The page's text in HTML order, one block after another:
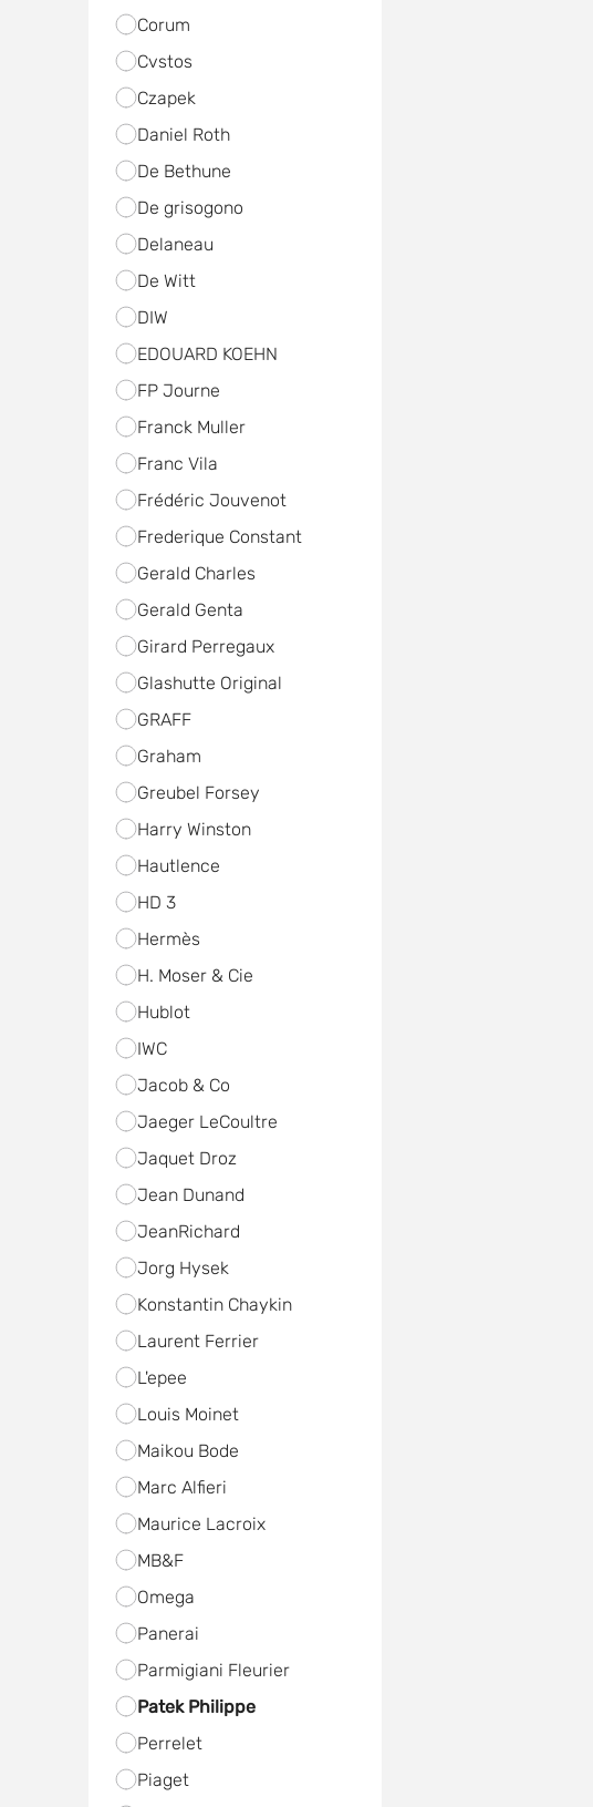
Corum
Cvstos
Czapek
Daniel Roth
De Bethune
De grisogono
Delaneau
De Witt
DIW
EDOUARD KOEHN
FP Journe
Franck Muller
Franc Vila
Frédéric Jouvenot
Frederique Constant
Gerald Charles
Gerald Genta
Girard Perregaux
Glashutte Original
GRAFF
Graham
Greubel Forsey
Harry Winston
Hautlence
HD 3
Hermès
H. Moser & Cie
Hublot
IWC
Jacob & Co
Jaeger LeCoultre
Jaquet Droz
Jean Dunand
JeanRichard
Jorg Hysek
Konstantin Chaykin
Laurent Ferrier
L'epee
Louis Moinet
Maikou Bode
Marc Alfieri
Maurice Lacroix
MB&F
Omega
Panerai
Parmigiani Fleurier
Patek Philippe
Perrelet
Piaget